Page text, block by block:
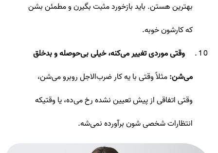
بهترین هستن. باید بازخورد مثبت بگیرن و مطمئن بشن
که کارشون خوبه.
وقتی موردی تغییر می‌کنه، خیلی بی‌حوصله و بدخلق
می‌شن:مثلاً وقتی با یه کار ضرب‌الاجل روبرو می‌شن،
وقتی اتفاقی از پیش‌ تعیین نشده رخ می‌ده، یا وقتیکه
انتظارات شخصی ‌شون برآورده نمی‌شه.